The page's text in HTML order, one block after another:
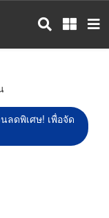
ลดพิเศษ! เพื่อจัด